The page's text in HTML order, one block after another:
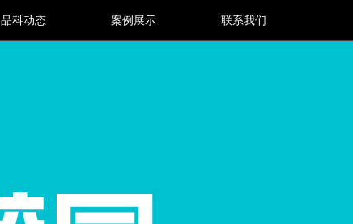
品科动态 案例展示 联系我们